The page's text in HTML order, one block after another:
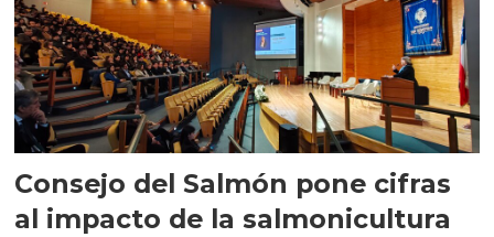
Consejo del Salmón pone cifras
al impacto de la salmonicultura